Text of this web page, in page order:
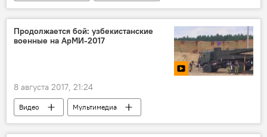
Узбекистан
Продолжается бой: узбекистанские
военные на АрМИ-2017
8 августа 2017, 21:24
Видео
Мультимедиа
Армейские международные игры